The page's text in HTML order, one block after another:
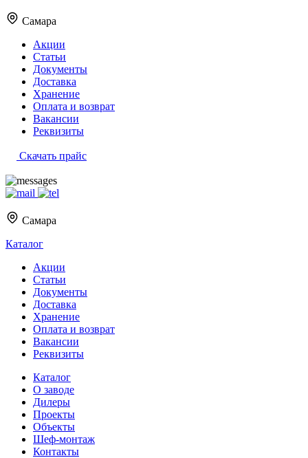
Самара
Акции
Статьи
Документы
Доставка
Хранение
Оплата и возврат
Вакансии
Реквизиты
Скачать прайс
Самара
Каталог
Акции
Статьи
Документы
Доставка
Хранение
Оплата и возврат
Вакансии
Реквизиты
Каталог
О заводе
Дилеры
Проекты
Объекты
Шеф-монтаж
Контакты